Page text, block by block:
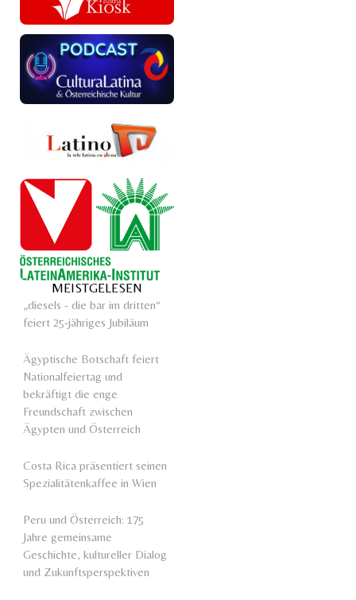
MEISTGELESEN
„diesels - die bar im dritten“
feiert 25-jähriges Jubiläum
Ägyptische Botschaft feiert
Nationalfeiertag und
bekräftigt die enge
Freundschaft zwischen
Ägypten und Österreich
Costa Rica präsentiert seinen
Spezialitätenkaffee in Wien
Peru und Österreich: 175
Jahre gemeinsame
Geschichte, kultureller Dialog
und Zukunftsperspektiven